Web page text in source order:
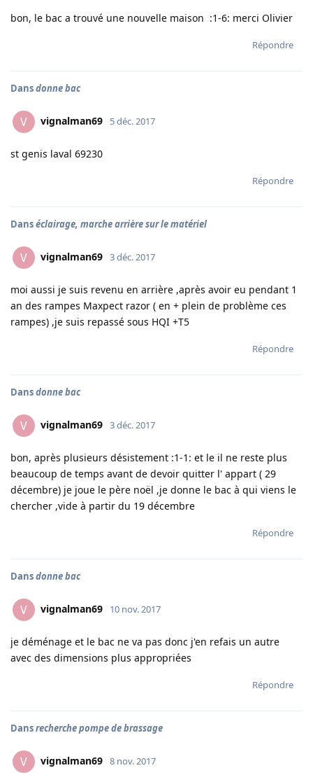
bon, le bac a trouvé une nouvelle maison :1-6: merci Olivier
Répondre
Dansdonne bac
V vignalman69 5 déc. 2017
st genis laval 69230
Répondre
Danséclairage, marche arrière sur le matériel
V vignalman69 3 déc. 2017
moi aussi je suis revenu en arrière ,après avoir eu pendant 1
an des rampes Maxpect razor ( en + plein de problème ces
rampes) ,je suis repassé sous HQI +T5
Répondre
Dansdonne bac
V vignalman69 3 déc. 2017
bon, après plusieurs désistement :1-1: et le il ne reste plus
beaucoup de temps avant de devoir quitter l' appart ( 29
décembre) je joue le père noël ,je donne le bac à qui viens le
chercher ,vide à partir du 19 décembre
Répondre
Dansdonne bac
V vignalman69 10 nov. 2017
je déménage et le bac ne va pas donc j'en refais un autre
avec des dimensions plus appropriées
Répondre
Dansrecherche pompe de brassage
V vignalman69 8 nov. 2017